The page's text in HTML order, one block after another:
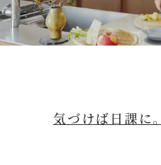
気づけば日課に。